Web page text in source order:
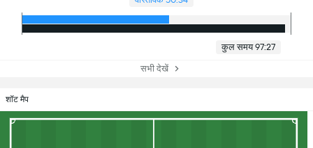
कुल समय 97:27
सभी देखें
शॉट मैप